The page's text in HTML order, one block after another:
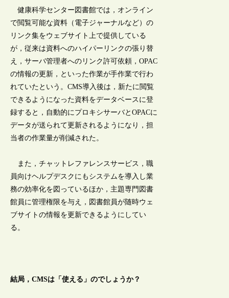
健康科学センター図書館では，オンライン
で閲覧可能な資料（電子ジャーナルなど）の
リンク集をウェブサイト上で提供している
が，従来は資料へのハイパーリンクの張り替
え，サーバ管理者へのリンク許可依頼，OPAC
の情報の更新，といった作業が手作業で行わ
れていたという。CMS導入後は，新たに閲覧
できるようになった資料をデータベースに登
録すると，自動的にプロキシサーバとOPACに
データが送られて更新されるようになり，担
当者の作業量が削減された。
また，チャットレファレンスサービス，職
員向けヘルプデスクにもシステムを導入し業
務の効率化を図っているほか，主題専門図書
館員に管理権限を与え，図書館員が随時ウェ
ブサイトの情報を更新できるようにしてい
る。
結局，CMSは「使える」のでしょうか？